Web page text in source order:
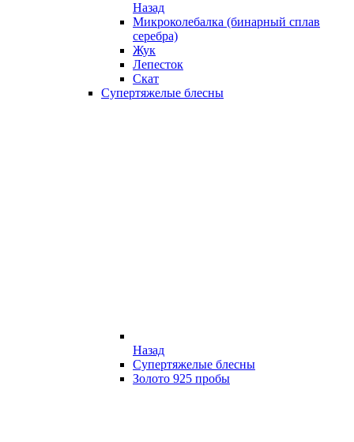
Назад
Микроколебалка (бинарный сплав
серебра)
Жук
Лепесток
Скат
Супертяжелые блесны
Назад
Супертяжелые блесны
Золото 925 пробы